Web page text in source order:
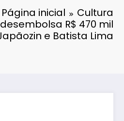
Página inicial
Cultura
R$ 470 mil
e Batista Lima